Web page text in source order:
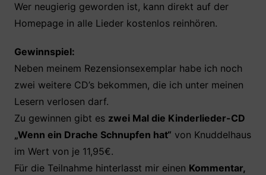
Wer neugierig geworden ist, kann direkt auf der
Homepage in alle Lieder kostenlos reinhören.
Gewinnspiel:
Neben meinem Rezensionsexemplar habe ich noch
zwei weitere CD’s bekommen, die ich unter meinen
Lesern verlosen darf.
Zu gewinnen gibt es zwei Mal die Kinderlieder-CD
„Wenn ein Drache Schnupfen hat“ von Knuddelhaus
im Wert von je 11,95€.
Für die Teilnahme hinterlasst mir einen Kommentar,